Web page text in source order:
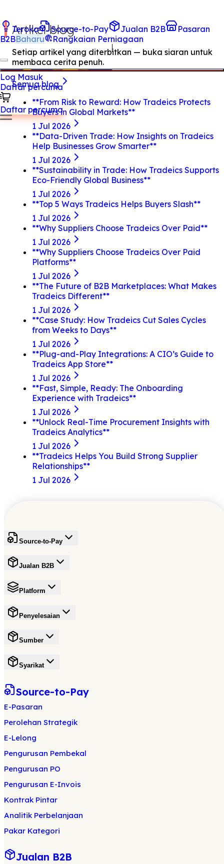
Teroka Source-to-Pay Jualan B2B
Pasaran
B2BBaharu Rangkaian Perniagaan
Log Masuk
Daftar percuma
Daftar percuma
Artikel blog
Setiap artikel yang diterbitkan — buka siaran untuk
membaca cerita penuh.
Semua blog
**From Risk to Reward: How Tradeics Protects
Buyers in Global Markets**
1 Jul 2026
**Data-Driven Trade: How Insights on Tradeics
Help Businesses Grow Smarter**
1 Jul 2026
**Sustainability in Trade: How Tradeics Supports
Eco-Friendly Global Business**
1 Jul 2026
**Top 5 Ways Tradeics Helps Buyers Slash**
1 Jul 2026
**Why Suppliers Choose Tradeics Over Paid**
1 Jul 2026
**Why Suppliers Choose Tradeics Over Paid
Platforms**
1 Jul 2026
**The Future of B2B Marketplaces: What Makes
Tradeics Different**
1 Jul 2026
**Case Study: How Tradeics Cut Sales Cycles
from Weeks to Days**
1 Jul 2026
**Plug-and-Play Integrations: A CIO’s Guide to
Tradeics App Store**
1 Jul 2026
**Fast, Simple, Ready: The Onboarding
Experience with Tradeics**
1 Jul 2026
**Unlock Real-Time Procurement Insights with
Tradeics Analytics**
1 Jul 2026
**Tradeics Helps You Build Strong Supplier
Relationships**
1 Jul 2026
Source-to-Pay
Jualan B2B
Platform
Penyelesaian
Sumber
Syarikat
Source-to-Pay
E-Pasaran
Perolehan Strategik
E-Lelong
Pengurusan Pembekal
Pengurusan PO
Pengurusan E-Invois
Kontrak Pintar
Analitik Perbelanjaan
Pakar Kategori
Jualan B2B